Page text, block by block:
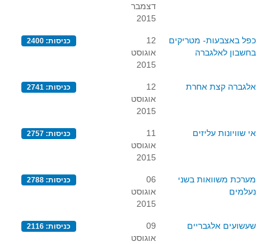
טריגונומטריה
יצירה
כתב עת על"ה - עלון למורי המתמטיקה
תחרות קנגורו ישראל - תש"ף
בואו נשחק מתמטיקה תש"ף
בואו נשחק מתמטיקה תשע"ח
דצמבר
2015
כפל באצבעות- מטריקים
בחשבון לאלגברה
12
אוגוסט
2015
כניסות: 2400
אלגברה קצת אחרת
12
אוגוסט
2015
כניסות: 2741
אי שוויונות עליזים
11
אוגוסט
2015
כניסות: 2757
מערכת משוואות בשני
נעלמים
06
אוגוסט
2015
כניסות: 2788
שעשועים אלגבריים
09
אוגוסט
כניסות: 2116